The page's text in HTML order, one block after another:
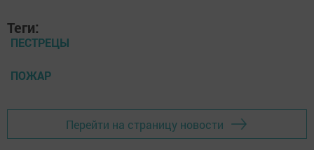
Теги:
ПЕСТРЕЦЫ
ПОЖАР
Перейти на страницу новости